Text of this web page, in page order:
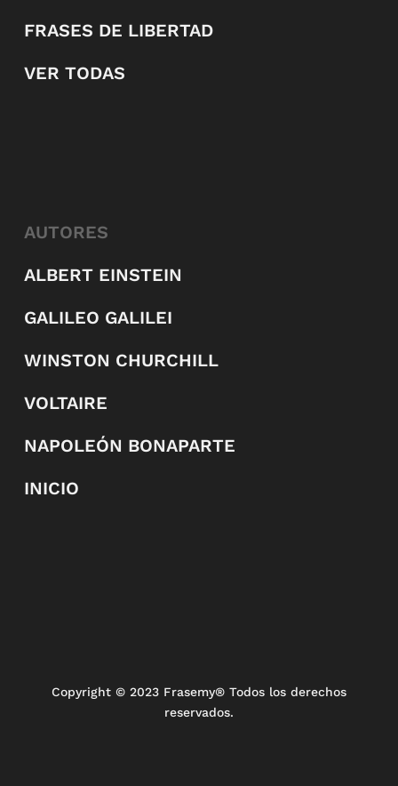
FRASES DE LIBERTAD
VER TODAS
AUTORES
ALBERT EINSTEIN
GALILEO GALILEI
WINSTON CHURCHILL
VOLTAIRE
NAPOLEÓN BONAPARTE
INICIO
Copyright © 2023 Frasemy® Todos los derechos
reservados.